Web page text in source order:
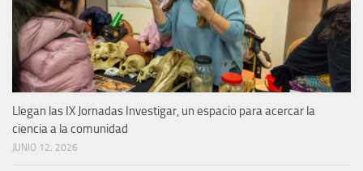
Llegan las IX Jornadas Investigar, un espacio para acercar la
ciencia a la comunidad
JUNIO 12, 2026